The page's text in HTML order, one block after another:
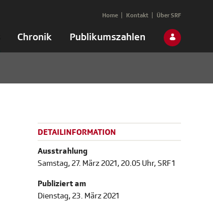
Chronik Publikumszahlen
Home Kontakt Über SRF
DETAILINFORMATION
Ausstrahlung
Samstag, 27. März 2021, 20.05 Uhr, SRF 1
Publiziert am
Dienstag, 23. März 2021